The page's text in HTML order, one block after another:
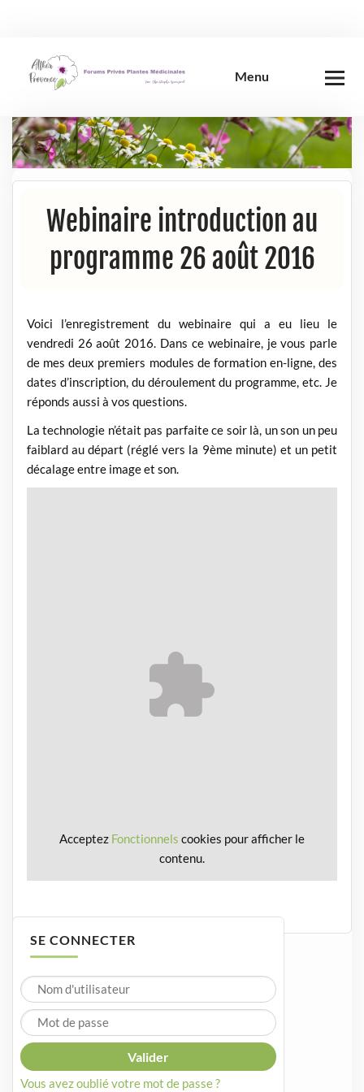
content
Menu
Webinaire introduction au
programme 26 août 2016
Voici l’enregistrement du webinaire qui a eu lieu le
vendredi 26 août 2016. Dans ce webinaire, je vous parle
de mes deux premiers modules de formation en-ligne, des
dates d’inscription, du déroulement du programme, etc. Je
réponds aussi à vos questions.
La technologie n’était pas parfaite ce soir là, un son un peu
faiblard au départ (réglé vers la 9ème minute) et un petit
décalage entre image et son.
Acceptez Fonctionnels cookies pour afficher le
contenu.
SE CONNECTER
Vous avez oublié votre mot de passe ?